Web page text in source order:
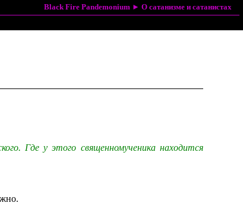
Black Fire Pandemonium ►О сатанизме и сатанистах
Где у этого священномученика находится